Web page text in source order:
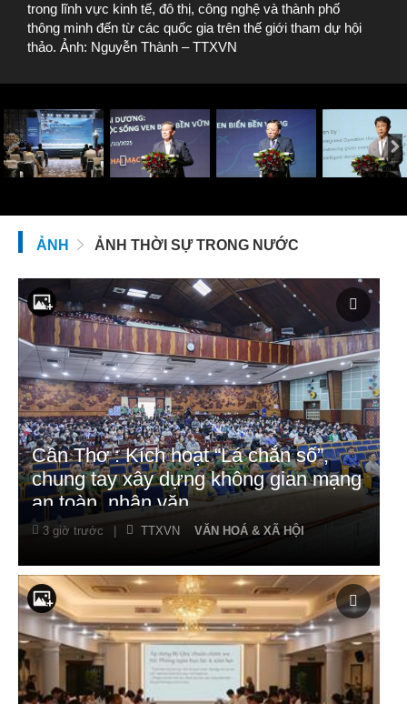
trong lĩnh vực kinh tế, đô thị, công nghệ và thành phố
thông minh đến từ các quốc gia trên thế giới tham dự hội
thảo. Ảnh: Nguyễn Thành – TTXVN
ẢNH ẢNH THỜI SỰ TRONG NƯỚC
Cần Thơ : Kích hoạt “Lá chắn số”,
chung tay xây dựng không gian mạng
an toàn, nhân văn
3 giờ trước TTXVN VĂN HOÁ & XÃ HỘI